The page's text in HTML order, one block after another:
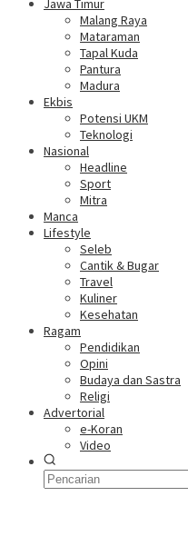
Jawa Timur
Malang Raya
Mataraman
Tapal Kuda
Pantura
Madura
Ekbis
Potensi UKM
Teknologi
Nasional
Headline
Sport
Mitra
Manca
Lifestyle
Seleb
Cantik & Bugar
Travel
Kuliner
Kesehatan
Ragam
Pendidikan
Opini
Budaya dan Sastra
Religi
Advertorial
e-Koran
Video